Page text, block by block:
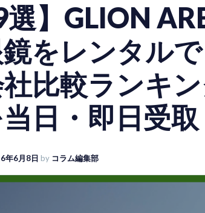
選】GLION
をレンタル
比較ランキ
日・即日受取
年6月8日 by コラム編集部